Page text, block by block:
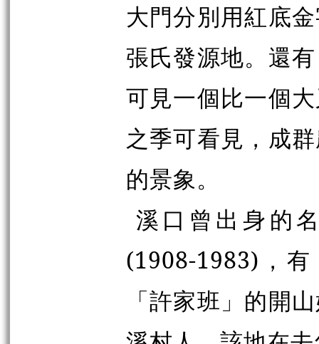
大門分別用紅底
張氏發源地。還
可見一個比一個
之季可看見，成
的景象。
溪口曾出身的
(1908-1983)，
「許家班」的開